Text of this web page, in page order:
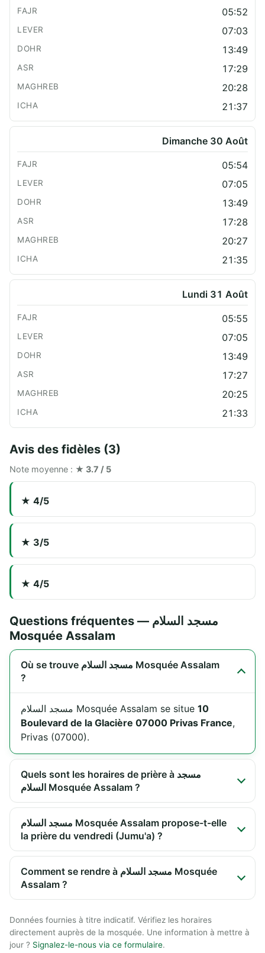
05:52
07:03
13:49
17:29
20:28
21:37
Dimanche 30 Août
05:54
07:05
13:49
17:28
20:27
21:35
Lundi 31 Août
05:55
07:05
13:49
17:27
20:25
21:33
Avis des fidèles (3)
Note moyenne : ★ 3.7 / 5
★ 4/5
★ 3/5
★ 4/5
Questions fréquentes — مسجد السلام
Mosquée Assalam
Où se trouve مسجد السلام Mosquée Assalam
?
مسجد السلام Mosquée Assalam se situe 10
Boulevard de la Glacière 07000 Privas France,
Privas (07000).
Quels sont les horaires de prière à مسجد
السلام Mosquée Assalam ?
مسجد السلام Mosquée Assalam propose-t-elle
la prière du vendredi (Jumu'a) ?
Comment se rendre à مسجد السلام Mosquée
Assalam ?
Données fournies à titre indicatif. Vérifiez les horaires
directement auprès de la mosquée. Une information à mettre à
jour ? Signalez-le-nous via ce formulaire.